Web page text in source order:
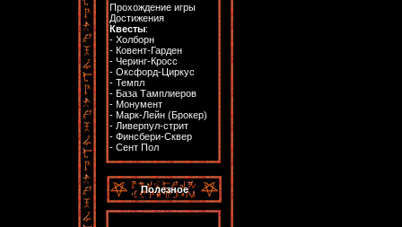
Прохождение игры
Достижения
Квесты:
- Холборн
- Ковент-Гарден
- Черинг-Кросс
- Оксфорд-Циркус
- Темпл
- База Тамплиеров
- Монумент
- Марк-Лейн (Брокер)
- Ливерпул-стрит
- Финсбери-Сквер
- Сент Пол
Полезное